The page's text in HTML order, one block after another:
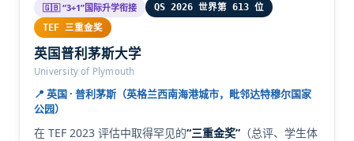
🇬🇧 “3+1”国际升学衔接
QS 2026 世界第 613 位
TEF 三重金奖
英国普利茅斯大学
University of Plymouth
📍 英国 · 普利茅斯（英格兰西南海港城市，毗邻达特穆尔国家
公园）
在 TEF 2023 评估中取得罕见的“三重金奖” （总评、学生体